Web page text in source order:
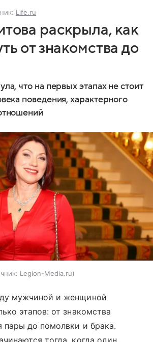
Life.ru
раскрыла, как
от знакомства до
что на первых этапах не стоит
поведения, характерного
Legion-Media.ru
мужчиной и женщиной
этапов: от знакомства
пары до помолвки и брака.
тогда, когда один